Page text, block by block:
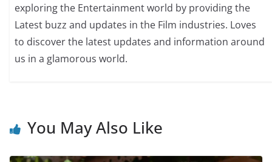
exploring the Entertainment world by providing the
Latest buzz and updates in the Film industries. Loves
to discover the latest updates and information around
us in a glamorous world.
You May Also Like